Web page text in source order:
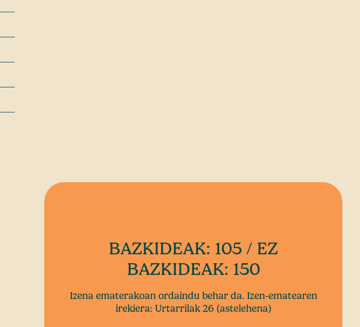
BAZKIDEAK: 105 / EZ
BAZKIDEAK: 150
Izena ematerakoan ordaindu behar da. Izen-ematearen
irekiera: Urtarrilak 26 (astelehena)